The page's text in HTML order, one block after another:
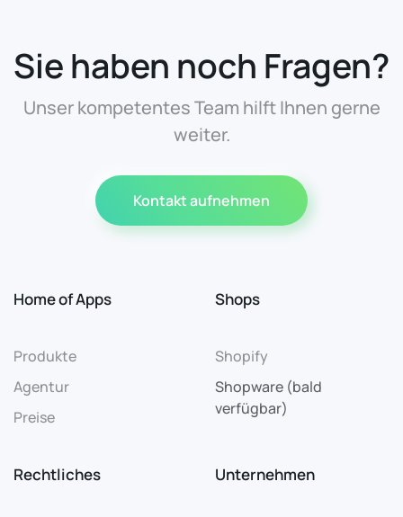
Sie haben noch Fragen?
Unser kompetentes Team hilft Ihnen gerne
weiter.
Kontakt aufnehmen
Home of Apps
Produkte
Agentur
Preise
Shops
Shopify
Shopware (bald
verfügbar)
Rechtliches Unternehmen